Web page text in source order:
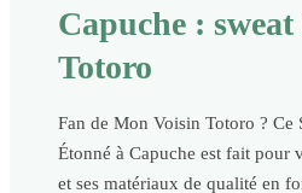
Capuche :
Totoro
Fan de Mon Voisin Totoro ? Ce
Étonné à Capuche est fait pour
et ses matériaux de qualité en